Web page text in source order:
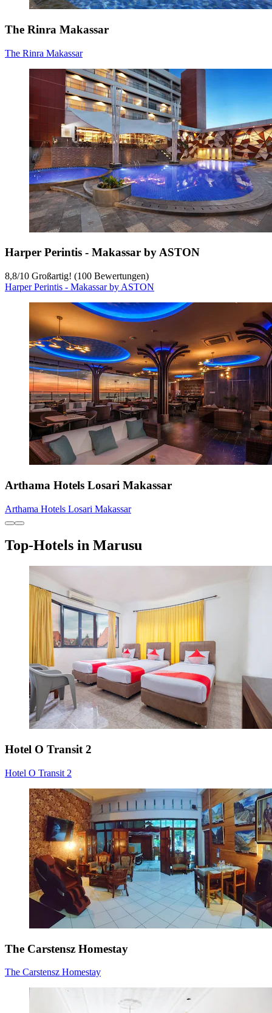
The Rinra Makassar
The Rinra Makassar
Harper Perintis - Makassar by ASTON
8,8/10 Großartig! (100 Bewertungen)
Harper Perintis - Makassar by ASTON
Arthama Hotels Losari Makassar
Arthama Hotels Losari Makassar
Top-Hotels in Marusu
Hotel O Transit 2
Hotel O Transit 2
The Carstensz Homestay
The Carstensz Homestay